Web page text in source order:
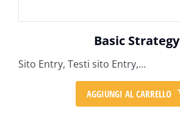
Basic Strategy
Sito Entry, Testi sito Entry,…
AGGIUNGI AL CARRELLO